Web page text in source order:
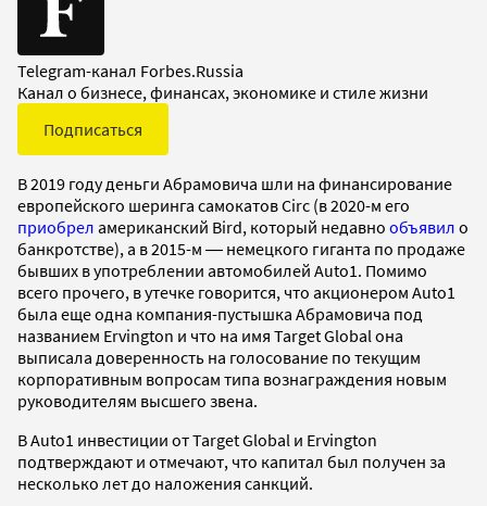
Telegram-канал Forbes.Russia
Канал о бизнесе, финансах, экономике и стиле жизни
Подписаться
В 2019 году деньги Абрамовича шли на финансирование
европейского шеринга самокатов Circ (в 2020-м его
приобрел американский Bird, который недавно объявил о
банкротстве), а в 2015-м ― немецкого гиганта по продаже
бывших в употреблении автомобилей Auto1. Помимо
всего прочего, в утечке говорится, что акционером Auto1
была еще одна компания-пустышка Абрамовича под
названием Ervington и что на имя Target Global она
выписала доверенность на голосование по текущим
корпоративным вопросам типа вознаграждения новым
руководителям высшего звена.
В Auto1 инвестиции от Target Global и Ervington
подтверждают и отмечают, что капитал был получен за
несколько лет до наложения санкций.